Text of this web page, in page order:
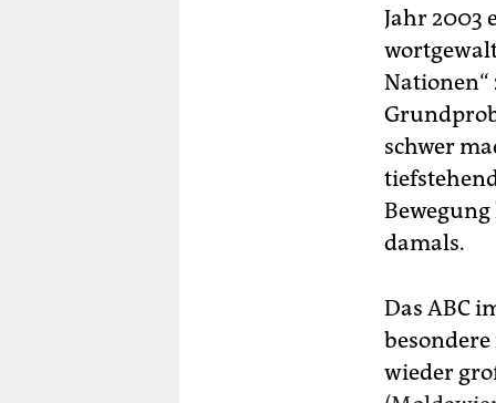
Jahr 2003
Nationen“
schwer
damals.
Das ABC
wieder